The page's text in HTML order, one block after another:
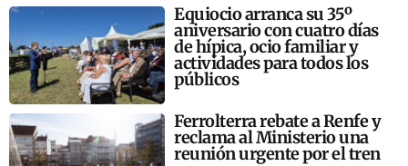
Equiocio arranca su 35º
aniversario con cuatro días
de hípica, ocio familiar y
actividades para todos los
públicos
Ferrolterra rebate a Renfe y
reclama al Ministerio una
reunión urgente por el tren